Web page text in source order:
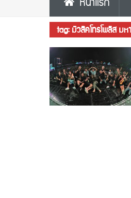
tag: มิวสิคโทรโพลิส ม